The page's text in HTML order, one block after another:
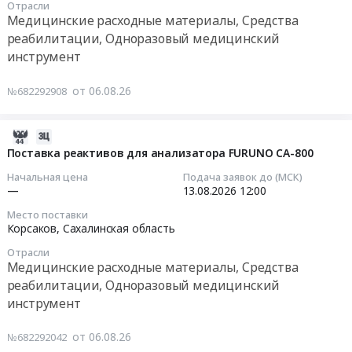
Отрасли
Медицинские расходные материалы, Средства
реабилитации, Одноразовый медицинский
инструмент
№682292908 от 06.08.26
Поставка реактивов для анализатора FURUNO CA-800
Начальная цена
—
Подача заявок до (МСК)
13.08.2026 12:00
Место поставки
Корсаков, Сахалинская область
Отрасли
Медицинские расходные материалы, Средства
реабилитации, Одноразовый медицинский
инструмент
№682292042 от 06.08.26